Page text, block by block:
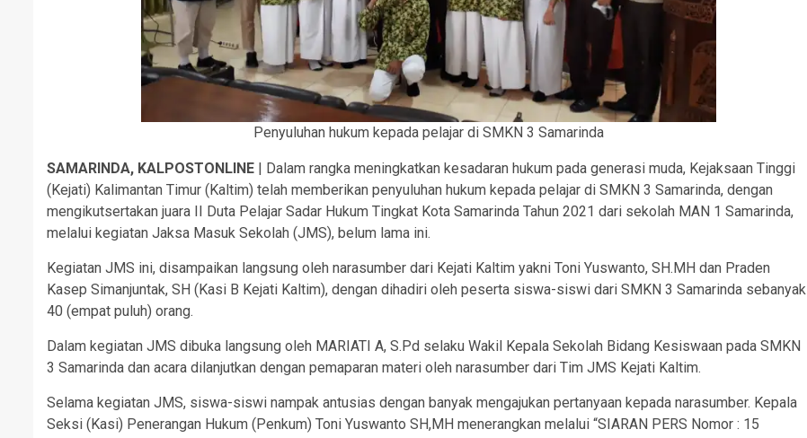
Penyuluhan hukum kepada pelajar di SMKN 3 Samarinda
SAMARINDA, KALPOSTONLINE | Dalam rangka meningkatkan kesadaran hukum pada generasi muda, Kejaksaan Tinggi
(Kejati) Kalimantan Timur (Kaltim) telah memberikan penyuluhan hukum kepada pelajar di SMKN 3 Samarinda, dengan
mengikutsertakan juara II Duta Pelajar Sadar Hukum Tingkat Kota Samarinda Tahun 2021 dari sekolah MAN 1 Samarinda,
melalui kegiatan Jaksa Masuk Sekolah (JMS), belum lama ini.
Kegiatan JMS ini, disampaikan langsung oleh narasumber dari Kejati Kaltim yakni Toni Yuswanto, SH.MH dan Praden
Kasep Simanjuntak, SH (Kasi B Kejati Kaltim), dengan dihadiri oleh peserta siswa-siswi dari SMKN 3 Samarinda sebanyak
40 (empat puluh) orang.
Dalam kegiatan JMS dibuka langsung oleh MARIATI A, S.Pd selaku Wakil Kepala Sekolah Bidang Kesiswaan pada SMKN
3 Samarinda dan acara dilanjutkan dengan pemaparan materi oleh narasumber dari Tim JMS Kejati Kaltim.
Selama kegiatan JMS, siswa-siswi nampak antusias dengan banyak mengajukan pertanyaan kepada narasumber. Kepala
Seksi (Kasi) Penerangan Hukum (Penkum) Toni Yuswanto SH,MH menerangkan melalui “SIARAN PERS Nomor : 15